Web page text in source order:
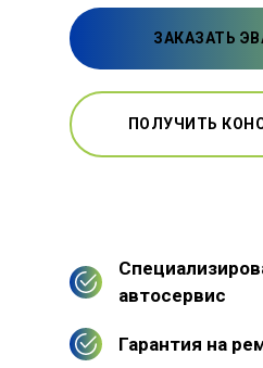
ЗАКАЗАТЬ
ПОЛУЧИТЬ
автосервис
Гарантия на